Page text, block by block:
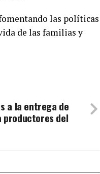
las políticas
de las familias y
a la entrega de
productores del